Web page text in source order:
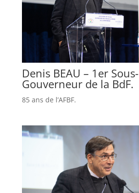
Denis BEAU – 1er Sous-
Gouverneur de la BdF.
85 ans de l’AFBF.